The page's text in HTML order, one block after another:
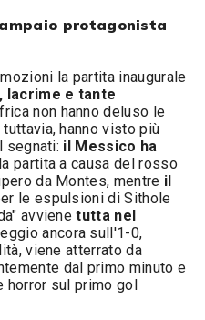
protagonista
la partita inaugurale
lacrime e tante
non hanno deluso le
hanno visto più
segnati: il Messico ha
la partita a causa del rosso
da Montes, mentre il
le espulsioni di Sithole
avvienetutta nel
ancora sull'1-0,
viene atterrato da
dal primo minuto e
horror sul primo gol